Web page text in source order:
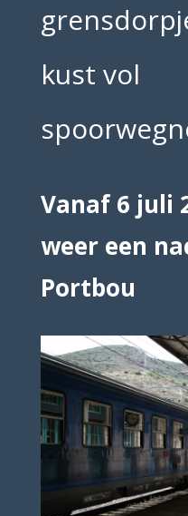
kust vol
Vanaf 6 juli
weer een
Portbou